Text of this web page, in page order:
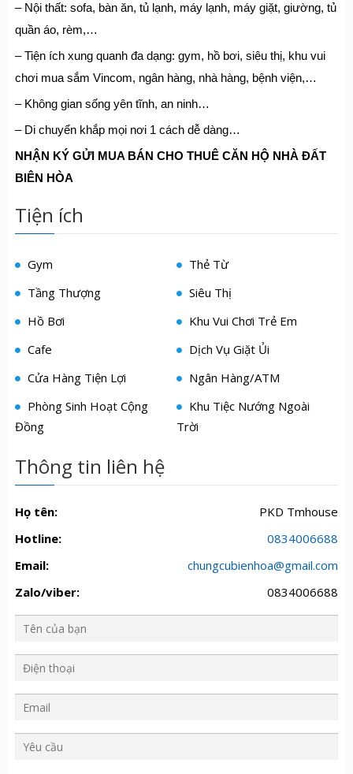
– Nội thất: sofa, bàn ăn, tủ lạnh, máy lạnh, máy giặt, giường, tủ
quần áo, rèm,…
– Tiện ích xung quanh đa dạng: gym, hồ bơi, siêu thị, khu vui
chơi mua sắm Vincom, ngân hàng, nhà hàng, bệnh viện,…
– Không gian sống yên tĩnh, an ninh…
– Di chuyển khắp mọi nơi 1 cách dễ dàng…
NHẬN KÝ GỬI MUA BÁN CHO THUÊ CĂN HỘ NHÀ ĐẤT
BIÊN HÒA
Tiện ích
Gym
Thẻ Từ
Tầng Thượng
Siêu Thị
Hồ Bơi
Khu Vui Chơi Trẻ Em
Cafe
Dịch Vụ Giặt Ủi
Cửa Hàng Tiện Lợi
Ngân Hàng/ATM
Phòng Sinh Hoạt Cộng
Đồng
Khu Tiệc Nướng Ngoài
Trời
Thông tin liên hệ
Họ tên:
PKD Tmhouse
Hotline:
0834006688
Email:
chungcubienhoa@gmail.com
Zalo/viber:
0834006688